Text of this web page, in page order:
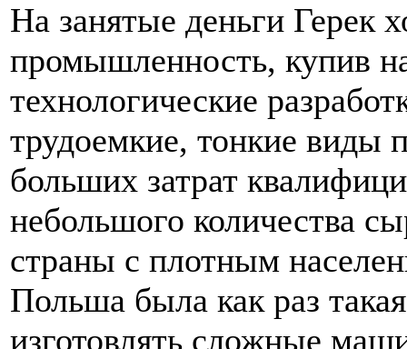
На занятые деньги Герек
промышленность, купив
технологические
трудоемкие, тонкие виды
больших затрат
небольшого количества
страны с плотным
Польша была как раз
изготовлять сложные